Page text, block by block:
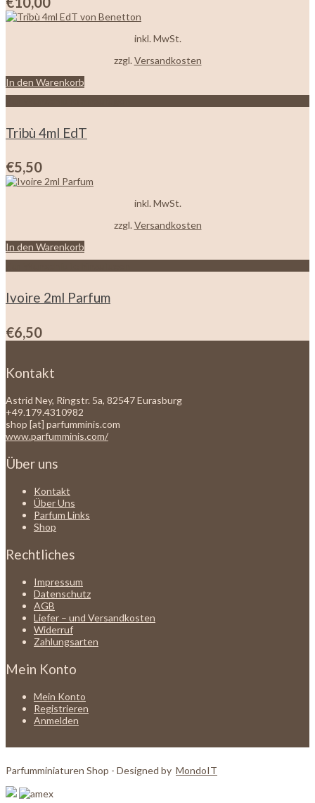
inkl. MwSt.
zzgl. Versandkosten
In den Warenkorb
Tribù 4ml EdT
€5,50
inkl. MwSt.
zzgl. Versandkosten
In den Warenkorb
Ivoire 2ml Parfum
€6,50
Kontakt
Astrid Ney, Ringstr. 5a, 82547 Eurasburg
+49.179.4310982
shop [at] parfumminis.com
www.parfumminis.com/
Über uns
Kontakt
Über Uns
Parfum Links
Shop
Rechtliches
Impressum
Datenschutz
AGB
Liefer – und Versandkosten
Widerruf
Zahlungsarten
Mein Konto
Mein Konto
Registrieren
Anmelden
Parfumminiaturen Shop - Designed by MondoIT